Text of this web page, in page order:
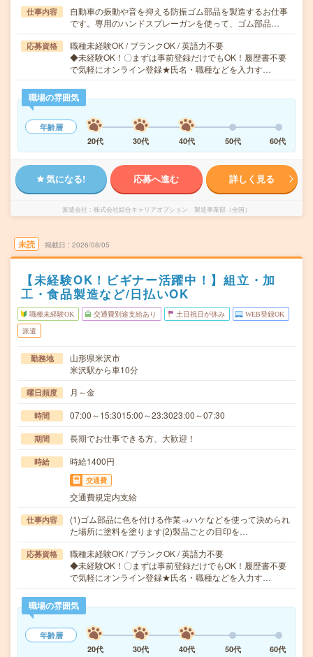
仕事内容
自動車の振動や音を抑える防振ゴム部品を製造するお仕事
です。専用のハンドスプレーガンを使って、ゴム部品…
応募資格
職種未経験OK / ブランクOK / 英語力不要
◆未経験OK！〇まずは事前登録だけでもOK！履歴書不要
で気軽にオンライン登録★氏名・職種などを入力す…
職場の雰囲気
年齢層
20代
30代 40代 50代 60代
気になる! 応募へ進む 詳しく見る
派遣会社 株式会社綜合キャリアオプション 製造事業部（全国）
未読 掲載日 2026/08/05
【未経験OK！ビギナー活躍中！】組立・加
工・食品製造など/日払いOK
職種未経験OK 交通費別途支給あり 土日祝日が休み WEB登録OK
派遣
勤務地
山形県米沢市
米沢駅から車10分
曜日頻度 月～金
時間 07:00～15:3015:00～23:3023:00～07:30
期間 長期でお仕事できる方、大歓迎！
時給 時給1400円
交通費
交通費規定内支給
仕事内容
(1)ゴム部品に色を付ける作業→ハケなどを使って決められ
た場所に塗料を塗ります(2)製品ごとの目印を…
応募資格
職種未経験OK / ブランクOK / 英語力不要
◆未経験OK！〇まずは事前登録だけでもOK！履歴書不要
で気軽にオンライン登録★氏名・職種などを入力す…
職場の雰囲気
年齢層
20代
30代 40代 50代 60代